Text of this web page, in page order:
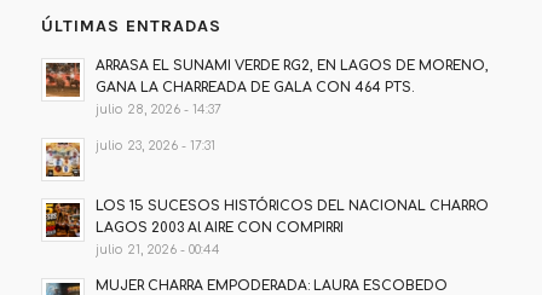
ÚLTIMAS ENTRADAS
ARRASA EL SUNAMI VERDE RG2, EN LAGOS DE MORENO,
GANA LA CHARREADA DE GALA CON 464 PTS.
julio 28, 2026 - 14:37
julio 23, 2026 - 17:31
LOS 15 SUCESOS HISTÓRICOS DEL NACIONAL CHARRO
LAGOS 2003 Al AIRE CON COMPIRRI
julio 21, 2026 - 00:44
MUJER CHARRA EMPODERADA: LAURA ESCOBEDO